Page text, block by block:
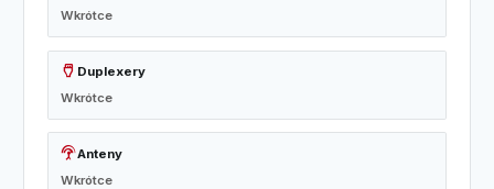
Wkrótce
settings_input_hdmi Duplexery
Wkrótce
settings_input_antennaAnteny
Wkrótce